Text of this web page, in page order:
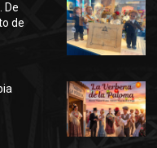
De
de